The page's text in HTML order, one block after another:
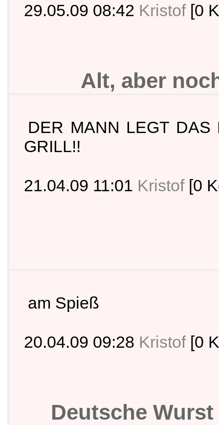
29.05.09 08:42 Kristof [0
Alt, aber
DER MANN LEGT DAS
GRILL!!
21.04.09 11:01 Kristof [0
am Spieß
20.04.09 09:28 Kristof [0
Deutsche